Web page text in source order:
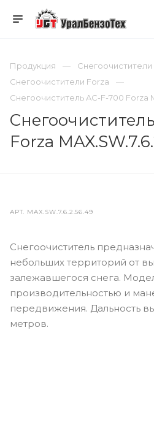
Продукция
Снегоочистители
Снегоочистители Forza
Снегоочиститель AC-F-700 Forza
Forza
АРТ. MAX.SW.7.6.2.56.49
Снегоочиститель
небольших территорий от
залежавшегося снега.
производительностью и
передвижения. Дальность
метров.